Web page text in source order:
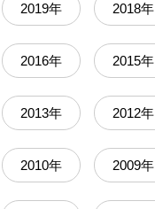
2019年 2018年
2016年 2015年
2013年 2012年
2010年 2009年